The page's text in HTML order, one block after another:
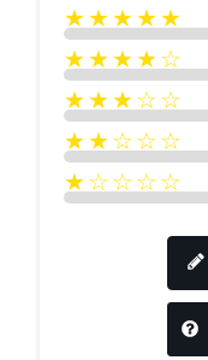
★★★★★
★★★★☆
★★★☆☆
★★☆☆☆
★☆☆☆☆